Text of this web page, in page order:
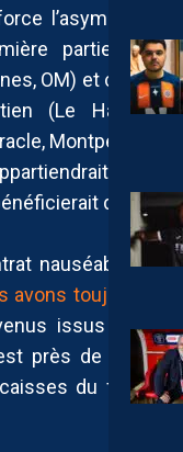
l’asymétrie
partie de
OM) et ceux
(Le Havre,
Montpellier
à la
donc
nauséabond
avons toujours
issus des
près de 65,5
du fond